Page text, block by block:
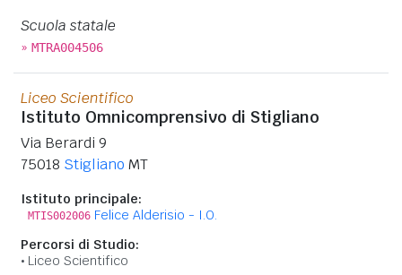
Scuola statale
» MTRA004506
Liceo Scientifico
Istituto Omnicomprensivo di Stigliano
Via Berardi 9
75018 Stigliano MT
Istituto principale:
MTIS002006 Felice Alderisio - I.O.
Percorsi di Studio:
Liceo Scientifico